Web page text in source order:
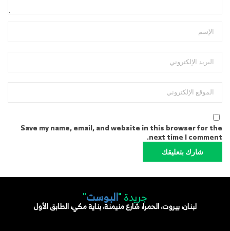
Save my name, email, and website in this browser for the
next time I comment.
جريدة "البوست"
لبنان، بيروت، الحمرا، شارع منيمنة، بناية مكي، الطابق الأول